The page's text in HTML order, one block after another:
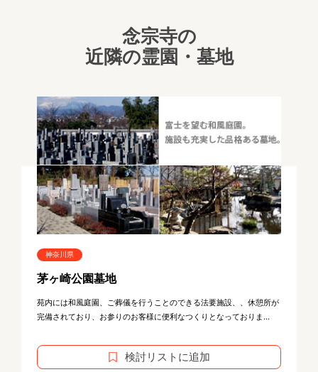
念宗寺の
近隣の霊園・墓地
神奈川県
茅ヶ崎公園墓地
苑内には和風庭園、ご葬儀を行うことのできる法要施設、、休憩所が
完備されており、お参りのお客様に便利なつくりとなっておりま...
検討リストに追加